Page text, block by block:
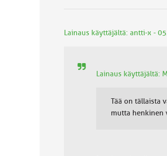
Lainaus käyttäjältä: antti-x -
Lainaus käyttäjältä:
Tää on tällaista
mutta henkinen